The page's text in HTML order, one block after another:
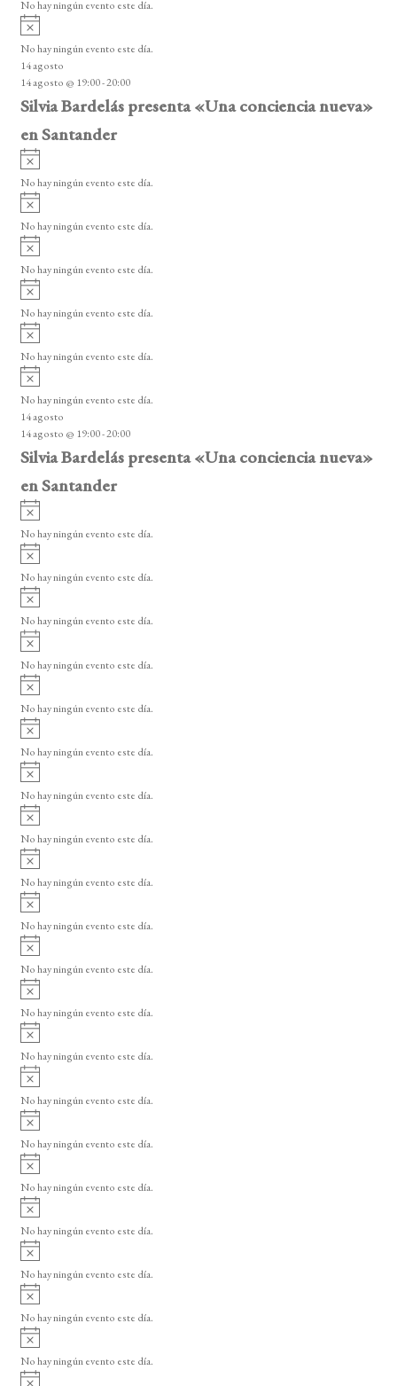
i
o
No hay ningún evento este día.
A
v
i
s
o
No hay ningún evento este día.
14 agosto
14 agosto @ 19:00-20:00
Silvia Bardelás presenta «Una conciencia nueva»
en Santander
A
v
i
o
No hay ningún evento este día.
A
v
i
o
No hay ningún evento este día.
A
v
i
o
No hay ningún evento este día.
A
v
i
o
No hay ningún evento este día.
A
v
i
o
No hay ningún evento este día.
A
v
i
s
o
No hay ningún evento este día.
14 agosto
14 agosto @ 19:00-20:00
Silvia Bardelás presenta «Una conciencia nueva»
en Santander
A
v
i
o
No hay ningún evento este día.
A
v
i
o
No hay ningún evento este día.
A
v
i
o
No hay ningún evento este día.
A
v
i
o
No hay ningún evento este día.
A
v
i
o
No hay ningún evento este día.
A
v
i
o
No hay ningún evento este día.
A
v
i
o
No hay ningún evento este día.
A
v
i
o
No hay ningún evento este día.
A
v
i
o
No hay ningún evento este día.
A
v
i
o
No hay ningún evento este día.
A
v
i
o
No hay ningún evento este día.
A
v
i
o
No hay ningún evento este día.
A
v
i
o
No hay ningún evento este día.
A
v
i
o
No hay ningún evento este día.
A
v
i
o
No hay ningún evento este día.
A
v
i
o
No hay ningún evento este día.
A
v
i
o
No hay ningún evento este día.
A
v
i
o
No hay ningún evento este día.
A
v
i
o
No hay ningún evento este día.
A
v
i
No hay ningún evento este día.
A